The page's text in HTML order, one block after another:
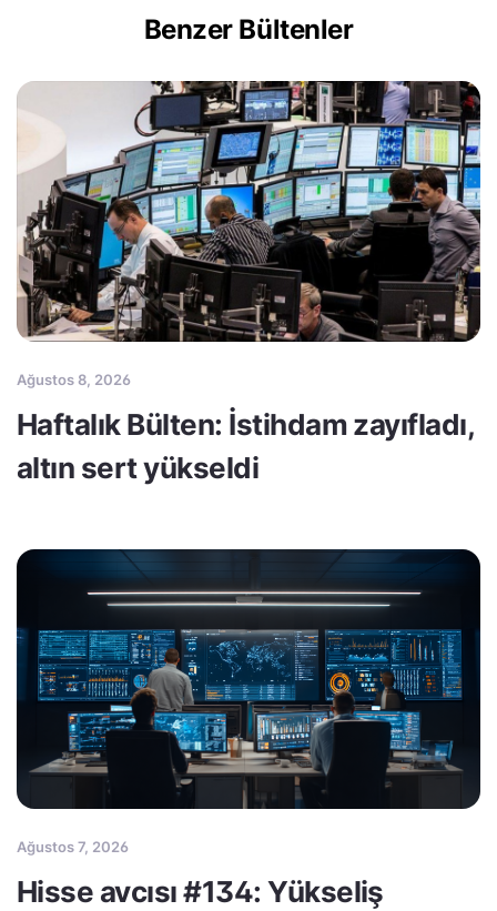
Benzer Bültenler
Ağustos 8, 2026
Haftalık Bülten: İstihdam zayıfladı,
altın sert yükseldi
Ağustos 7, 2026
Hisse avcısı #134: Yükseliş